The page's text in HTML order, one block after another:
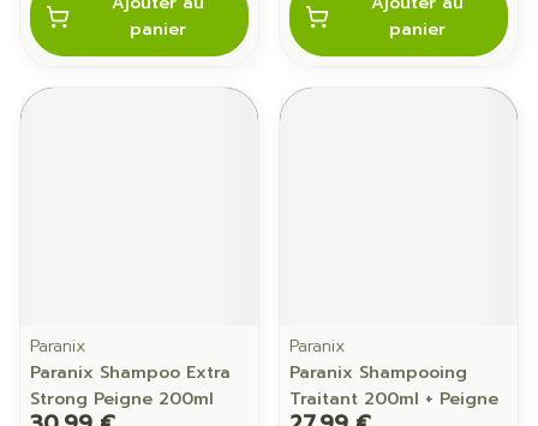
panier
panier
Paranix
Paranix Shampoo Extra
Strong Peigne 200ml
Paranix
Paranix Shampooing
Traitant 200ml + Peigne